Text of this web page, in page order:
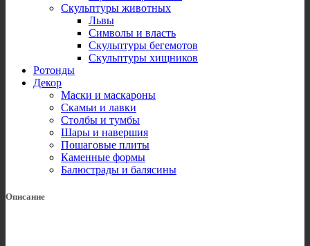
Скульптуры животных
Львы
Символы и власть
Скульптуры бегемотов
Скульптуры хищников
Ротонды
Декор
Маски и маскароны
Скамьи и лавки
Столбы и тумбы
Шары и навершия
Пошаговые плиты
Каменные формы
Балюстрады и балясины
Описание